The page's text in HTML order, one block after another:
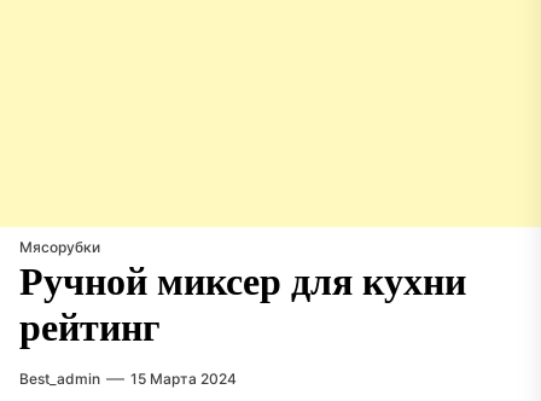
Мясорубки
Ручной миксер для кухни
рейтинг
Best_admin 15 Марта 2024